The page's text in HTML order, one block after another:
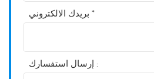
بريدك الالكتروني *
إرسال استفسارك :